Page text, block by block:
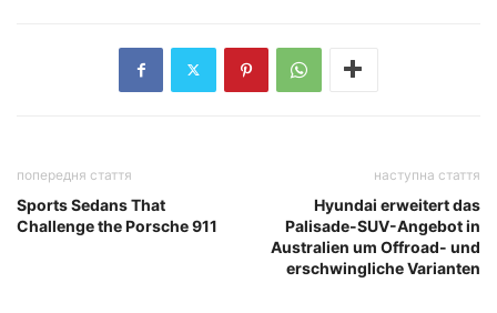
попередня стаття
Sports Sedans That
Challenge the Porsche 911
наступна стаття
Hyundai erweitert das
Palisade-SUV-Angebot in
Australien um Offroad- und
erschwingliche Varianten